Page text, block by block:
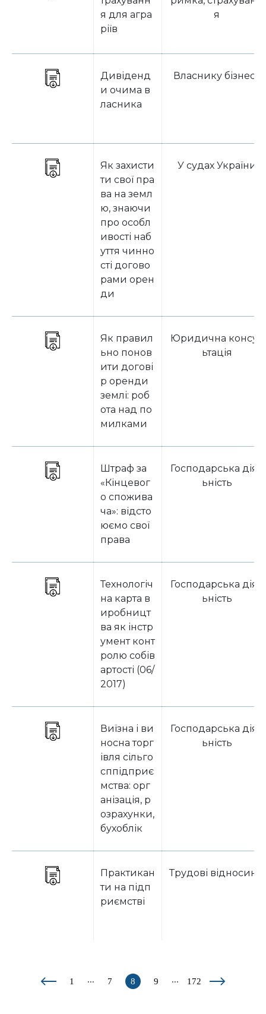
я для агра
ріїв
я
Дивіденд
и очима в
ласника
Власнику бізнесу
Як захисти
ти свої пра
ва на земл
ю, знаючи
про особл
ивості наб
уття чинно
сті догово
рами орен
ди
У судах України
Як правил
ьно понов
ити догові
р оренди
землі: роб
ота над по
милками
Юридична консул
ьтація
Штраф за
«Кінцевог
о спожива
ча»: відсто
юємо свої
права
Господарська діял
ьність
Технологіч
на карта в
иробницт
ва як інстр
умент конт
ролю собів
артості (06/
2017)
Господарська діял
ьність
Виїзна і ви
носна торг
івля сільго
сппідприє
мства: орг
анізація, р
озрахунки,
бухоблік
Господарська діял
ьність
Практикан
ти на підп
риємстві
Трудові відносини
1 ... 7 8 9 ... 172